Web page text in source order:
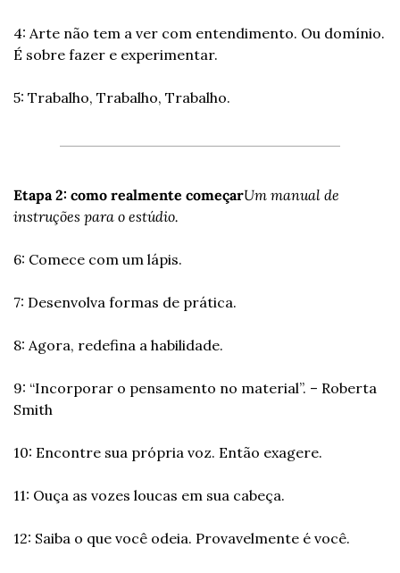
4: Arte não tem a ver com entendimento. Ou domínio.
É sobre fazer e experimentar.
5: Trabalho, Trabalho, Trabalho.
Etapa 2: como realmente começarUm manual de
instruções para o estúdio.
6: Comece com um lápis.
7: Desenvolva formas de prática.
8: Agora, redefina a habilidade.
9: “Incorporar o pensamento no material”. – Roberta
Smith
10: Encontre sua própria voz. Então exagere.
11: Ouça as vozes loucas em sua cabeça.
12: Saiba o que você odeia. Provavelmente é você.